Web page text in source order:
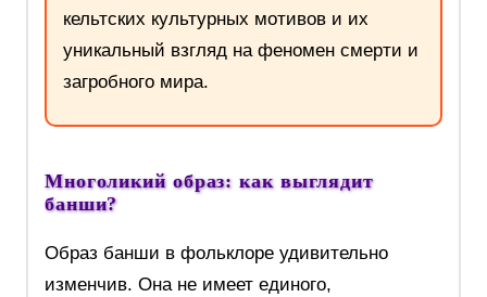
кельтских культурных мотивов и их
уникальный взгляд на феномен смерти и
загробного мира.
Многоликий образ: как выглядит
банши?
Образ банши в фольклоре удивительно
изменчив. Она не имеет единого,